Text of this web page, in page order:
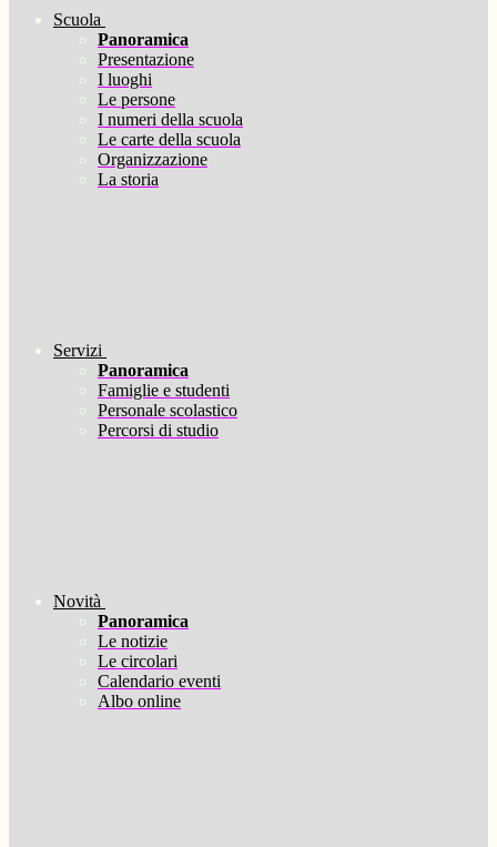
Scuola
Panoramica
Presentazione
I luoghi
Le persone
I numeri della scuola
Le carte della scuola
Organizzazione
La storia
Servizi
Panoramica
Famiglie e studenti
Personale scolastico
Percorsi di studio
Novità
Panoramica
Le notizie
Le circolari
Calendario eventi
Albo online